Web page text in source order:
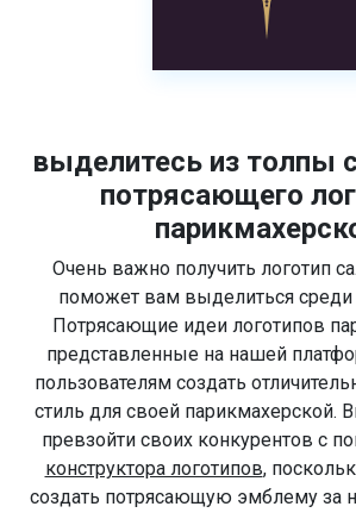
выделитесь из толпы
потрясающего
Очень важно получить логотип
поможет вам выделиться среди
Потрясающие идеи логотипов
представленные на нашей
пользователям создать
стиль для своей парикмахерской.
превзойти своих конкурентов с
конструктора логотипов,
создать потрясающую эмблему за